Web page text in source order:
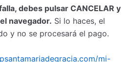
debes pulsar CANCELAR y
navegador. Si lo haces, el
y no se procesará el pago.
mi-